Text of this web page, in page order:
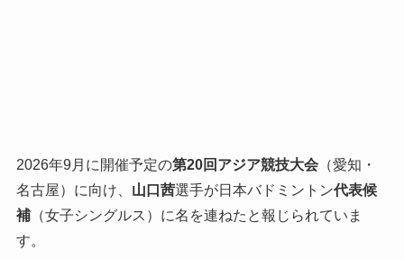
2026年9月に開催予定の第20回アジア競技大会（愛知・
名古屋）に向け、 山口茜選手が日本バドミントン代表候
補（女子シングルス）に名を連ねたと報じられていま
す。